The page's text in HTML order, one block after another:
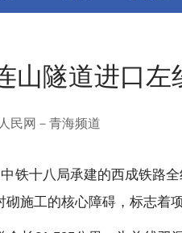
山隧道进口左
民网－青海频道
铁十八局承建的西成铁路
砌施工的核心障碍，标志着